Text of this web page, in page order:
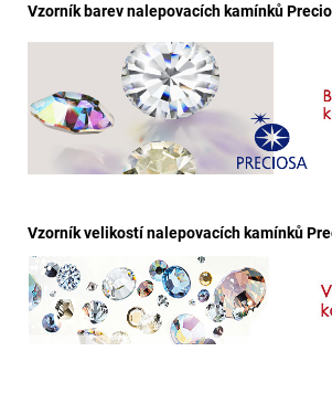
Vzorník barev nalepovacích kamínků
Vzorník velikostí nalepovacích kamínků